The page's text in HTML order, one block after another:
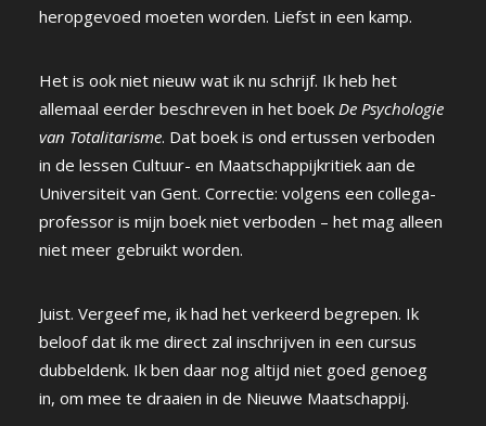
heropgevoed moeten worden. Liefst in een kamp.
Het is ook niet nieuw wat ik nu schrijf. Ik heb het
allemaal eerder beschreven in het boek De Psychologie
van Totalitarisme. Dat boek is ond ertussen verboden
in de lessen Cultuur- en Maatschappijkritiek aan de
Universiteit van Gent. Correctie: volgens een collega-
professor is mijn boek niet verboden – het mag alleen
niet meer gebruikt worden.
Juist. Vergeef me, ik had het verkeerd begrepen. Ik
beloof dat ik me direct zal inschrijven in een cursus
dubbeldenk. Ik ben daar nog altijd niet goed genoeg
in, om mee te draaien in de Nieuwe Maatschappij.